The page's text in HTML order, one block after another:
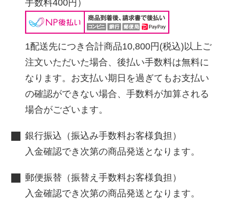
手数料400円）
1配送先につき合計商品10,800円(税込)以上ご
注文いただいた場合、後払い手数料は無料に
なります。お支払い期日を過ぎてもお支払い
の確認ができない場合、手数料が加算される
場合がございます。
銀行振込（振込み手数料お客様負担）
入金確認でき次第の商品発送となります。
郵便振替（振替え手数料お客様負担）
入金確認でき次第の商品発送となります。